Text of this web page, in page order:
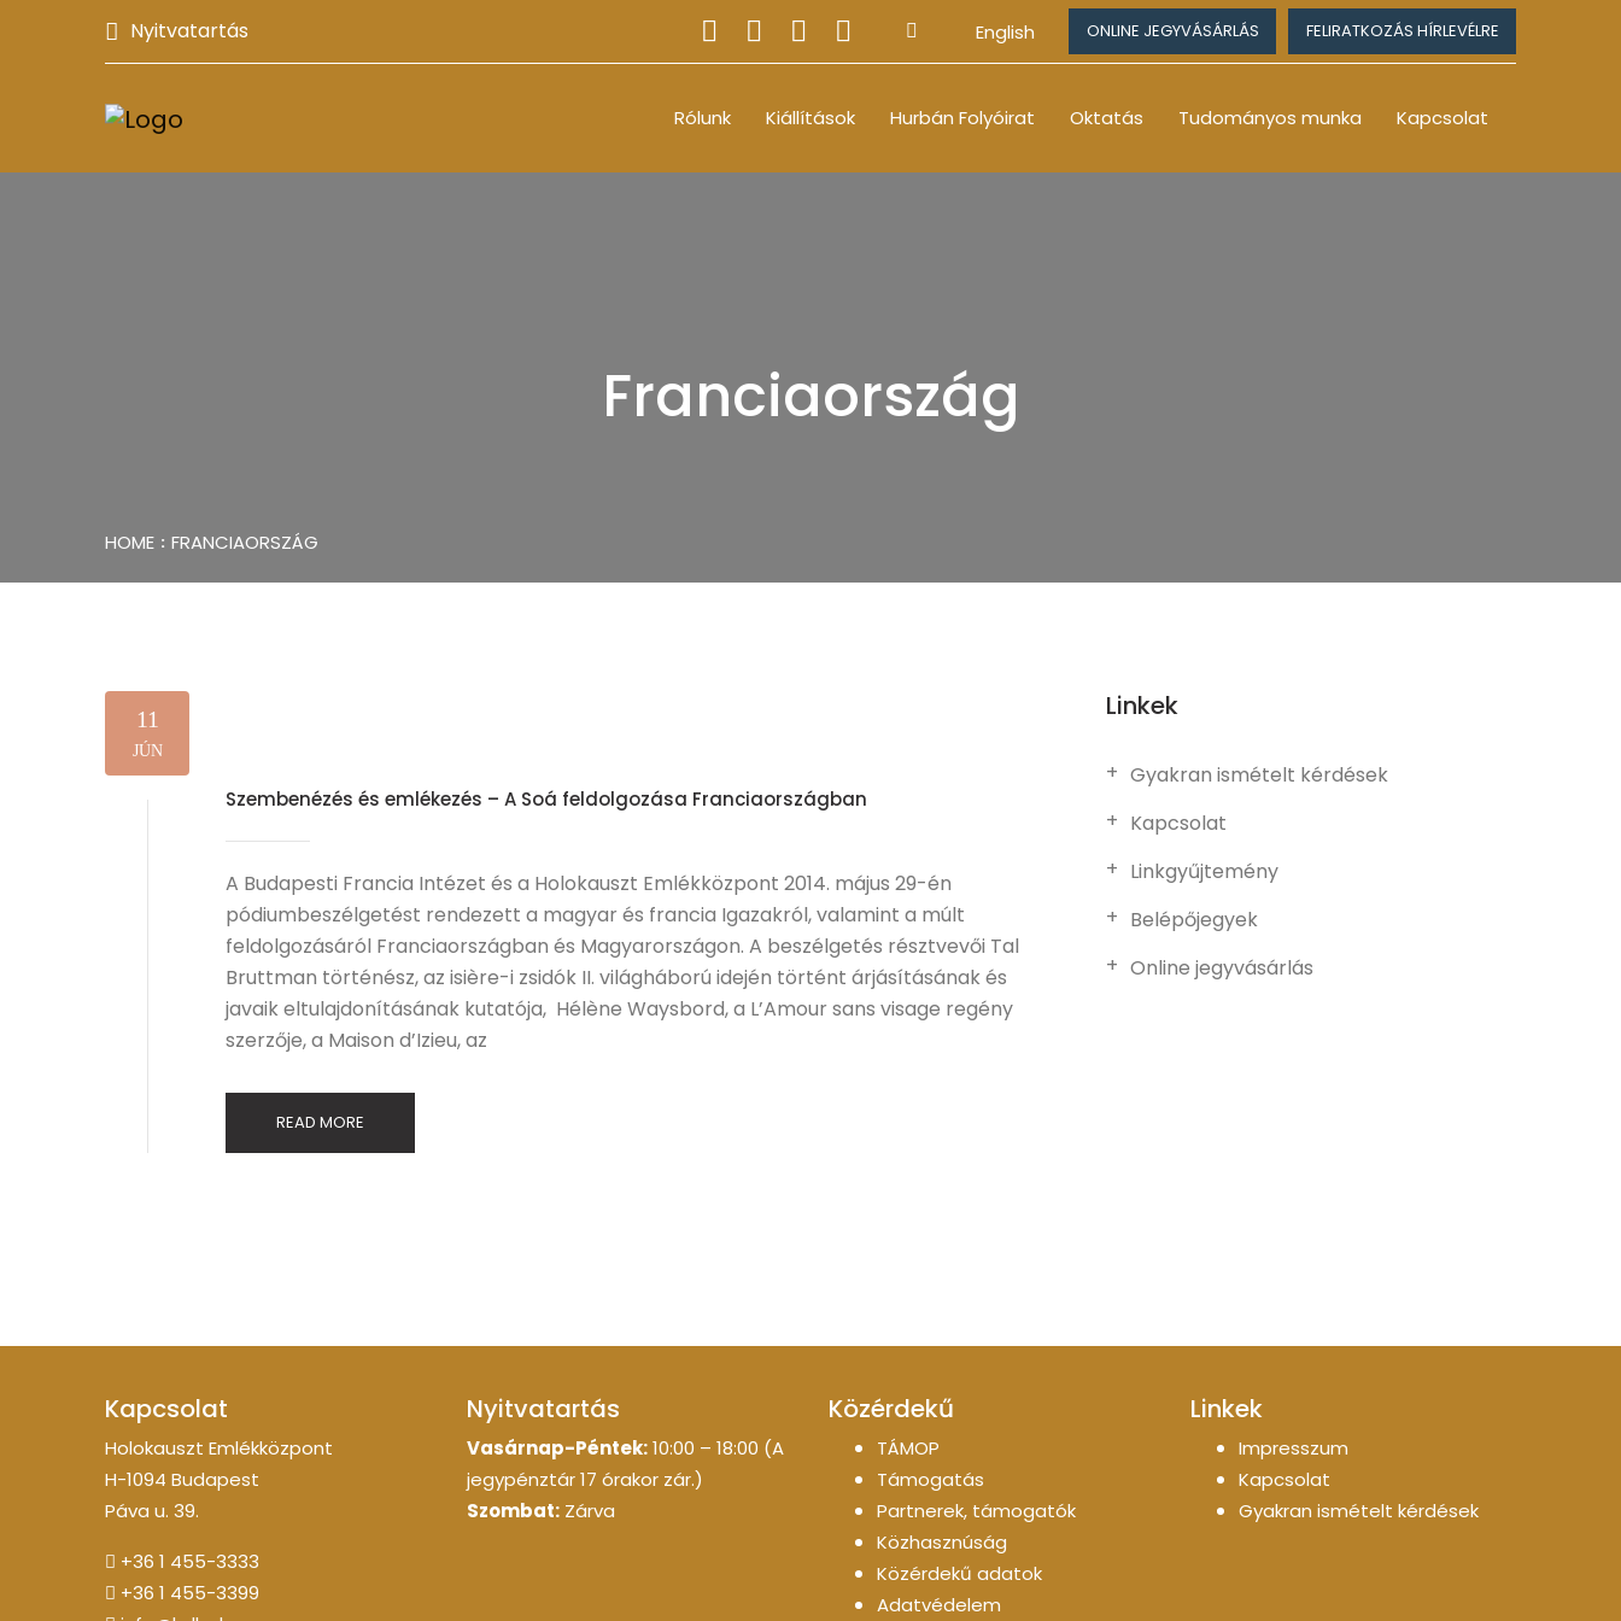
Nyitvatartás English ONLINE JEGYVÁSÁRLÁS FELIRATKOZÁS HÍRLEVÉLRE
Rólunk Kiállítások Hurbán Folyóirat Oktatás Tudományos munka Kapcsolat
Franciaország
HOME FRANCIAORSZÁG
11
JÚN
Szembenézés és emlékezés – A Soá feldolgozása Franciaországban
A Budapesti Francia Intézet és a Holokauszt Emlékközpont 2014. május 29-én
pódiumbeszélgetést rendezett a magyar és francia Igazakról, valamint a múlt
feldolgozásáról Franciaországban és Magyarországon. A beszélgetés résztvevői Tal
Bruttman történész, az isière-i zsidók II. világháború idején történt árjásításának és
javaik eltulajdonításának kutatója, Hélène Waysbord, a L’Amour sans visage regény
szerzője, a Maison d’Izieu, az
READ MORE
Linkek
Gyakran ismételt kérdések
Kapcsolat
Linkgyűjtemény
Belépőjegyek
Online jegyvásárlás
Kapcsolat
Holokauszt Emlékközpont
H-1094 Budapest
Páva u. 39.
+36 1 455-3333
+36 1 455-3399
Nyitvatartás
Vasárnap-Péntek:10:00 – 18:00 (A
jegypénztár 17 órakor zár.)
Szombat: Zárva
Közérdekű
TÁMOP
Támogatás
Partnerek, támogatók
Közhasznúság
Közérdekű adatok
Adatvédelem
Linkek
Impresszum
Kapcsolat
Gyakran ismételt kérdések